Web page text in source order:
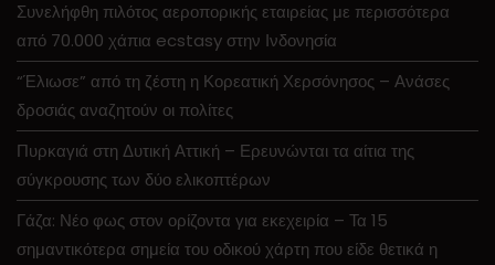
Συνελήφθη πιλότος αεροπορικής εταιρείας με περισσότερα
από 70.000 χάπια ecstasy στην Ινδονησία
“Έλιωσε” από τη ζέστη η Κορεατική Χερσόνησος – Ανάσες
δροσιάς αναζητούν οι πολίτες
Πυρκαγιά στη Δυτική Αττική – Ερευνώνται τα αίτια της
σύγκρουσης των δύο ελικοπτέρων
Γάζα: Νέο φως στον ορίζοντα για εκεχειρία – Τα 15
σημαντικότερα σημεία του οδικού χάρτη που είδε θετικά η